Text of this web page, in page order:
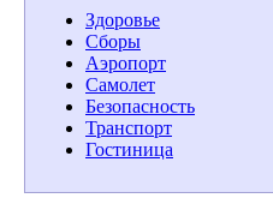
Здоровье
Сборы
Аэропорт
Самолет
Безопасность
Транспорт
Гостиница